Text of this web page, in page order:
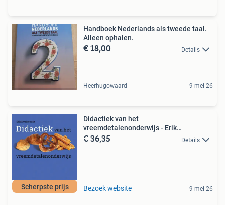
Handboek Nederlands als tweede taal.
Alleen ophalen.
€ 18,00 Details
Heerhugowaard 9 mei 26
Scherpste prijs
Didactiek van het
vreemdetalenonderwijs - Erik
Kwakernaak
€ 36,35 Details
Bezoek website 9 mei 26